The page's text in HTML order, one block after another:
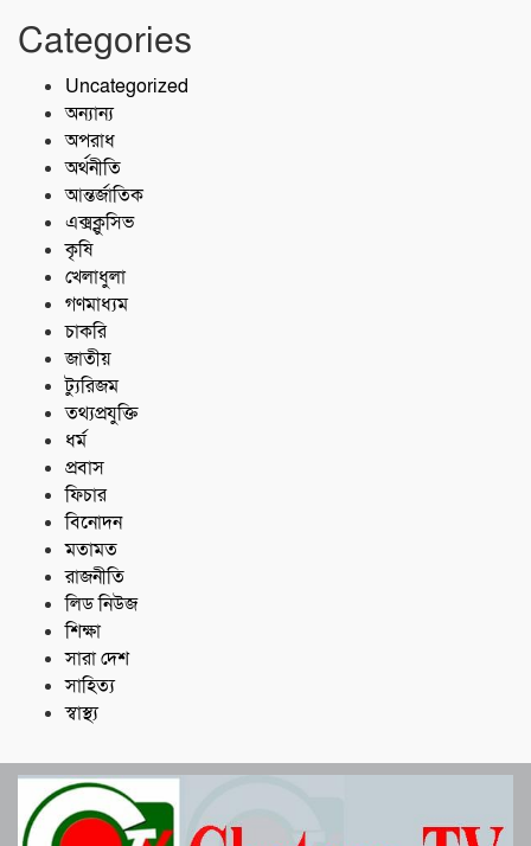
Categories
Uncategorized
অন্যান্য
অপরাধ
অর্থনীতি
আন্তর্জাতিক
এক্সক্লুসিভ
কৃষি
খেলাধুলা
গণমাধ্যম
চাকরি
জাতীয়
ট্যুরিজম
তথ্যপ্রযুক্তি
ধর্ম
প্রবাস
ফিচার
বিনোদন
মতামত
রাজনীতি
লিড নিউজ
শিক্ষা
সারা দেশ
সাহিত্য
স্বাস্থ্য